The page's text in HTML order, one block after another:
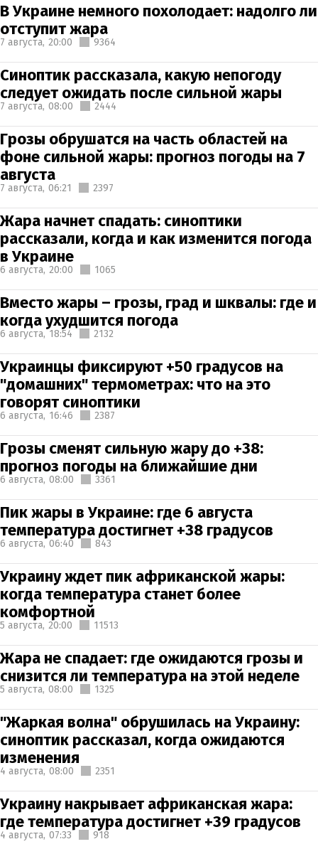
В Украине немного похолодает: надолго ли
отступит жара
7 августа, 20:00 9364
Синоптик рассказала, какую непогоду
следует ожидать после сильной жары
7 августа, 08:00 2444
Грозы обрушатся на часть областей на
фоне сильной жары: прогноз погоды на 7
августа
7 августа, 06:21 2397
Жара начнет спадать: синоптики
рассказали, когда и как изменится погода
в Украине
6 августа, 20:00 1065
Вместо жары – грозы, град и шквалы: где и
когда ухудшится погода
6 августа, 18:54 2132
Украинцы фиксируют +50 градусов на
"домашних" термометрах: что на это
говорят синоптики
6 августа, 16:46 2387
Грозы сменят сильную жару до +38:
прогноз погоды на ближайшие дни
6 августа, 08:00 3361
Пик жары в Украине: где 6 августа
температура достигнет +38 градусов
6 августа, 06:40 843
Украину ждет пик африканской жары:
когда температура станет более
комфортной
5 августа, 20:00 11513
Жара не спадает: где ожидаются грозы и
снизится ли температура на этой неделе
5 августа, 08:00 1325
"Жаркая волна" обрушилась на Украину:
синоптик рассказал, когда ожидаются
изменения
4 августа, 08:00 2351
Украину накрывает африканская жара:
где температура достигнет +39 градусов
4 августа, 07:33 918